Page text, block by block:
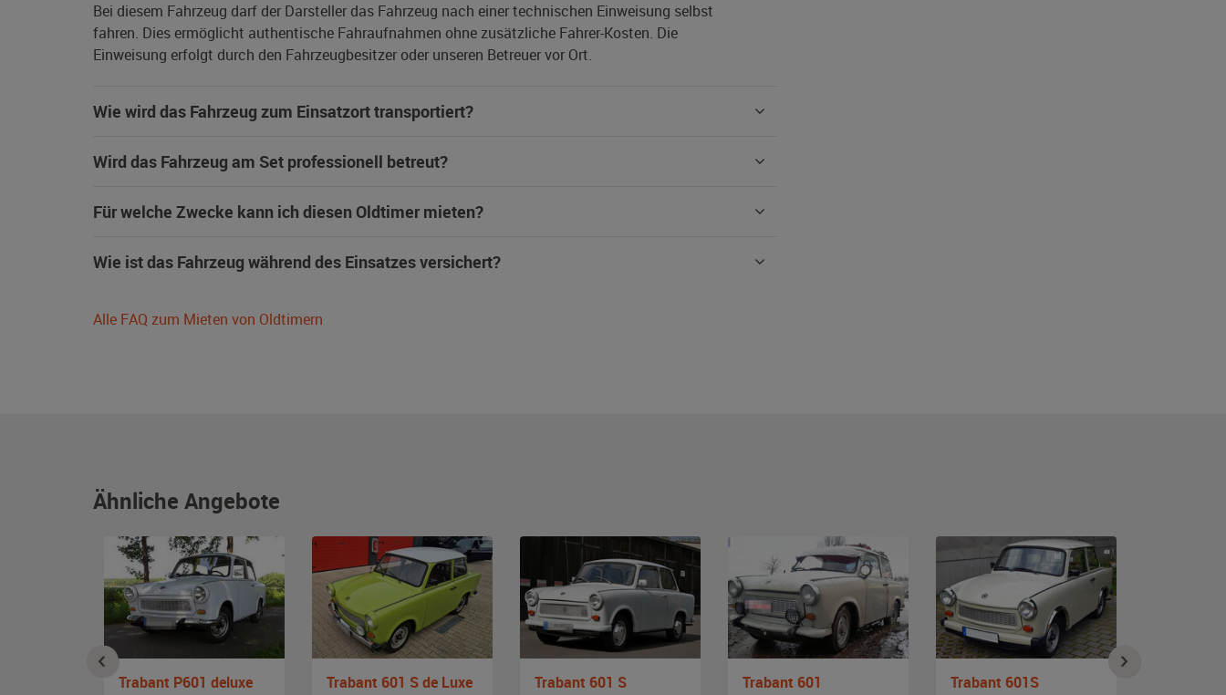
Bei diesem Fahrzeug darf der Darsteller das Fahrzeug nach einer technischen Einweisung selbst
fahren. Dies ermöglicht authentische Fahraufnahmen ohne zusätzliche Fahrer-Kosten. Die
Einweisung erfolgt durch den Fahrzeugbesitzer oder unseren Betreuer vor Ort.
Wie wird das Fahrzeug zum Einsatzort transportiert?
Wird das Fahrzeug am Set professionell betreut?
Für welche Zwecke kann ich diesen Oldtimer mieten?
Wie ist das Fahrzeug während des Einsatzes versichert?
Alle FAQ zum Mieten von Oldtimern
Ähnliche Angebote
Trabant P601 deluxe Trabant 601 S de Luxe Trabant 601 S Trabant 601 Trabant 601S